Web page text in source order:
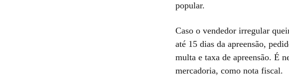
popular.
Caso o vendedor irregular
até 15 dias da apreensão,
multa e taxa de apreensão. É
mercadoria, como nota fiscal.